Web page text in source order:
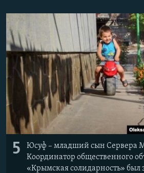
5
Юсуф – младший сын Сервера
Координатор общественного
«Крымская солидарность» был